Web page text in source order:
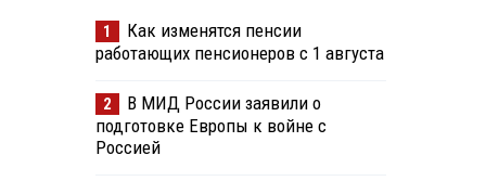
1
Как изменятся пенсии
работающих пенсионеров с 1 августа
2
В МИД России заявили о
подготовке Европы к войне с
Россией